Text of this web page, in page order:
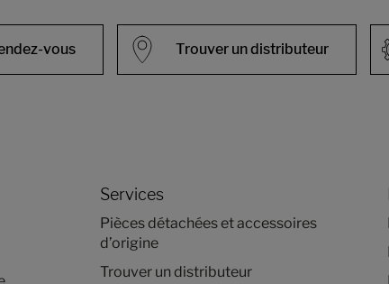
Trouver un distributeur
vous
Services
Pièces détachées et accessoires
d’origine
Trouver un distributeur